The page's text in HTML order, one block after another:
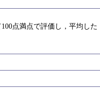
点満点で評価し，平均した